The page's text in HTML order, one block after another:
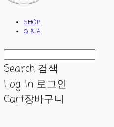
SHOP
Q & A
Search 검색
Log In 로그인
Cart장바구니